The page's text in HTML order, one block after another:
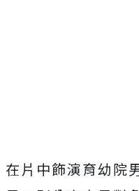
在片中飾演育幼院